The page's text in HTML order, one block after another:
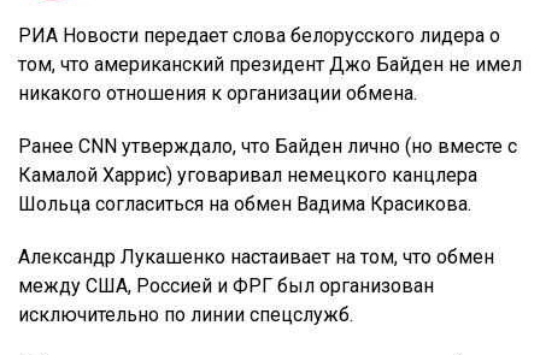
РИА Новости передает слова белорусского лидера о
том, что американский президент Джо Байден не имел
никакого отношения к организации обмена.
Ранее CNN утверждало, что Байден лично (но вместе с
Камалой Харрис) уговаривал немецкого канцлера
Шольца согласиться на обмен Вадима Красикова.
Александр Лукашенко настаивает на том, что обмен
между США, Россией и ФРГ был организован
исключительно по линии спецслужб.